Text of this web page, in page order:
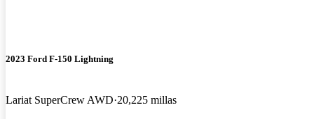
2023 Ford F-150 Lightning
Lariat SuperCrew AWD 20,225 millas